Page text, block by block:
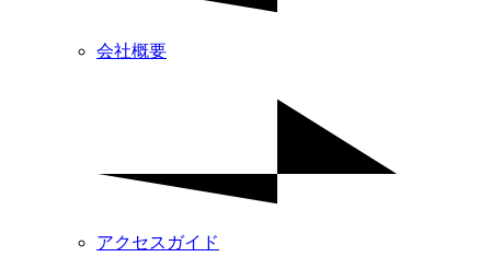
会社概要
アクセスガイド